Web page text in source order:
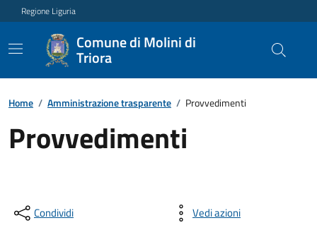
Regione Liguria
Comune di Molini di
Triora
Home / Amministrazione trasparente / Provvedimenti
Provvedimenti
Condividi Vedi azioni